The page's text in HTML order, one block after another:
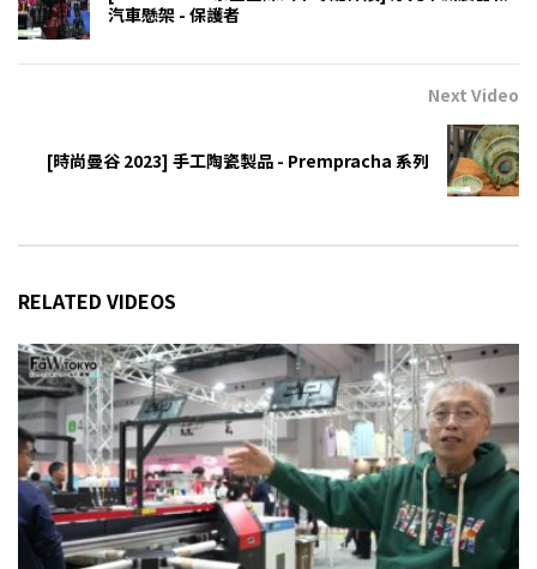
汽車懸架 - 保護者
Next Video
[時尚曼谷 2023] 手工陶瓷製品 - Prempracha 系列
RELATED VIDEOS